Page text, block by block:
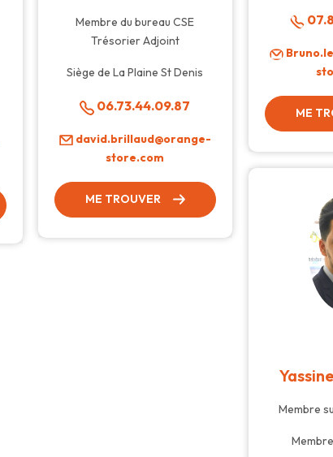
ME
Membre du bureau CSE
Trésorier Adjoint
Siège de La Plaine St Denis
06.73.44.09.87
david.brillaud@orange-
store.com
ME TROUVER
Membre